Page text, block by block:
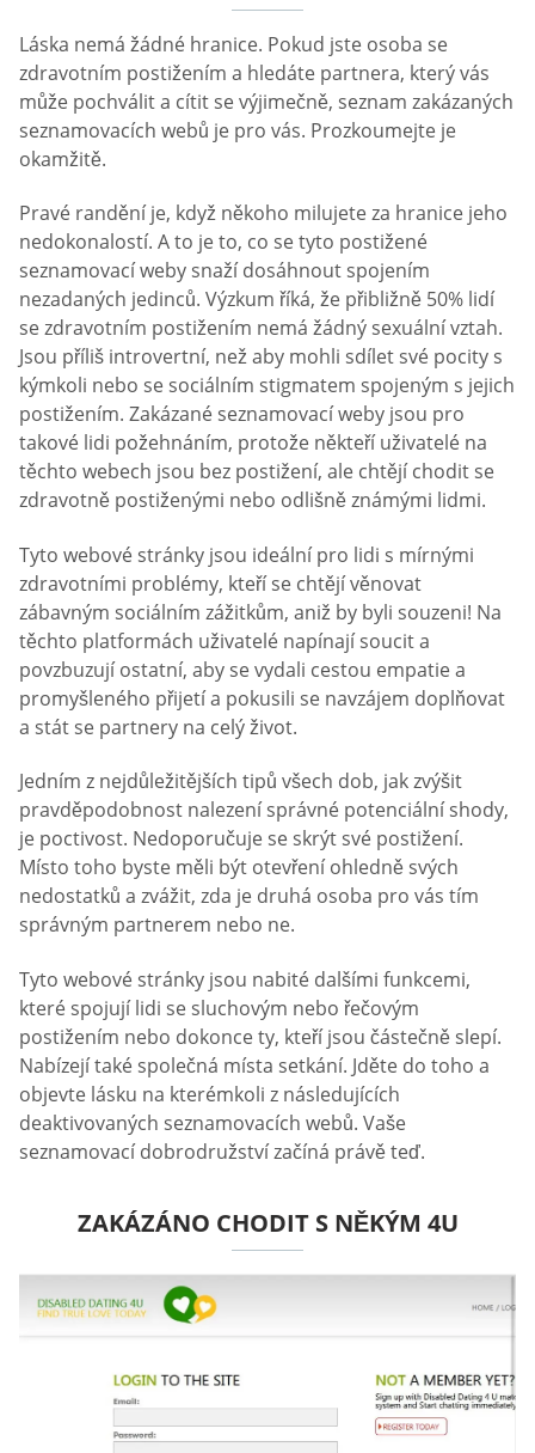
Láska nemá žádné hranice. Pokud jste osoba se
zdravotním postižením a hledáte partnera, který vás
může pochválit a cítit se výjimečně, seznam zakázaných
seznamovacích webů je pro vás. Prozkoumejte je
okamžitě.
Pravé randění je, když někoho milujete za hranice jeho
nedokonalostí. A to je to, co se tyto postižené
seznamovací weby snaží dosáhnout spojením
nezadaných jedinců. Výzkum říká, že přibližně 50% lidí
se zdravotním postižením nemá žádný sexuální vztah.
Jsou příliš introvertní, než aby mohli sdílet své pocity s
kýmkoli nebo se sociálním stigmatem spojeným s jejich
postižením. Zakázané seznamovací weby jsou pro
takové lidi požehnáním, protože někteří uživatelé na
těchto webech jsou bez postižení, ale chtějí chodit se
zdravotně postiženými nebo odlišně známými lidmi.
Tyto webové stránky jsou ideální pro lidi s mírnými
zdravotními problémy, kteří se chtějí věnovat
zábavným sociálním zážitkům, aniž by byli souzeni! Na
těchto platformách uživatelé napínají soucit a
povzbuzují ostatní, aby se vydali cestou empatie a
promyšleného přijetí a pokusili se navzájem doplňovat
a stát se partnery na celý život.
Jedním z nejdůležitějších tipů všech dob, jak zvýšit
pravděpodobnost nalezení správné potenciální shody,
je poctivost. Nedoporučuje se skrýt své postižení.
Místo toho byste měli být otevření ohledně svých
nedostatků a zvážit, zda je druhá osoba pro vás tím
správným partnerem nebo ne.
Tyto webové stránky jsou nabité dalšími funkcemi,
které spojují lidi se sluchovým nebo řečovým
postižením nebo dokonce ty, kteří jsou částečně slepí.
Nabízejí také společná místa setkání. Jděte do toho a
objevte lásku na kterémkoli z následujících
deaktivovaných seznamovacích webů. Vaše
seznamovací dobrodružství začíná právě teď.
ZAKÁZÁNO CHODIT S NĚKÝM 4U